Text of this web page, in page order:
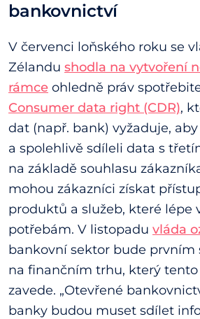
bankovnictví
V červenci loňského roku se
Zélandu shodla na vytvoření
rámce ohledně práv
Consumer data right (CDR),
dat (např. bank) vyžaduje,
a spolehlivě sdíleli data s
na základě souhlasu
mohou zákazníci získat
produktů a služeb, které lépe
potřebám. V listopadu vláda
bankovní sektor bude prvním
na finančním trhu, který
zavede. „Otevřené
banky budou muset sdílet